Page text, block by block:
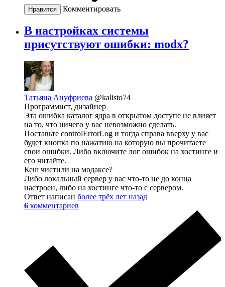
Нравится Комментировать
В настройках системы
присутствуют ошибки: modx?
Татьяна Ануфриева @kalisto74
Программист, дизайнер
Эта ошибка каталог ядра в открытом доступе не влияет
на то, что ничего у вас невозможно сделать.
Поставьте controlErrorLog и тогда справа вверху у вас
будет кнопка по нажатию на которую вы прочитаете
свои ошибки. Либо включите лог ошибок на хостинге и
его читайте.
Кеш чистили на модаксе?
Либо локальный сервер у вас что-то не до конца
настроен, либо на хостинге что-то с сервером.
Ответ написан более трёх лет назад
6 комментариев